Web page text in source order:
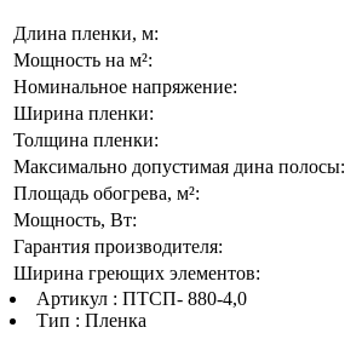
Длина пленки, м:
Мощность на м²:
Номинальное напряжение:
Ширина пленки:
Толщина пленки:
Максимально допустимая дина полосы:
Площадь обогрева, м²:
Мощность, Вт:
Гарантия производителя:
Ширина греющих элементов:
Артикул : ПТСП- 880-4,0
Тип : Пленка